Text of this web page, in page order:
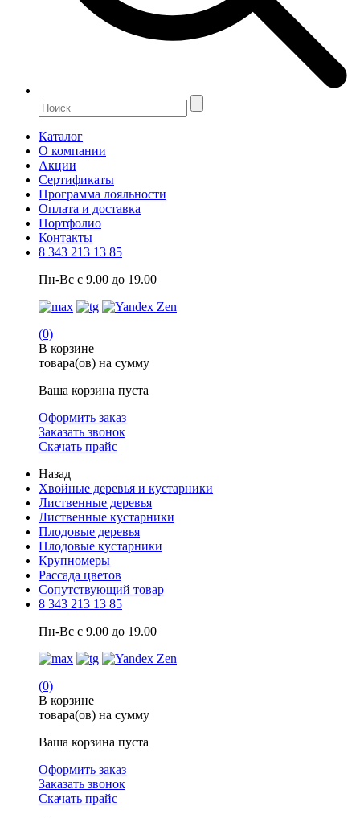
Каталог
О компании
Акции
Сертификаты
Программа лояльности
Оплата и доставка
Портфолио
Контакты
8 343 213 13 85
Пн-Вс с 9.00 до 19.00
(0)
В корзине
товара(ов) на сумму
Ваша корзина пуста
Оформить заказ
Заказать звонок
Скачать прайс
Назад
Хвойные деревья и кустарники
Лиственные деревья
Лиственные кустарники
Плодовые деревья
Плодовые кустарники
Крупномеры
Рассада цветов
Сопутствующий товар
8 343 213 13 85
Пн-Вс с 9.00 до 19.00
(0)
В корзине
товара(ов) на сумму
Ваша корзина пуста
Оформить заказ
Заказать звонок
Скачать прайс